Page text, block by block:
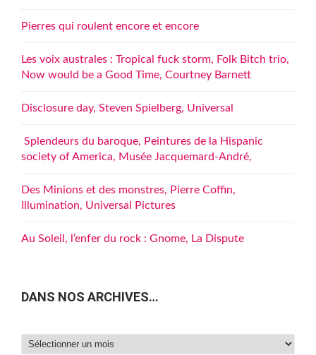
Pierres qui roulent encore et encore
Les voix australes : Tropical fuck storm, Folk Bitch trio,
Now would be a Good Time, Courtney Barnett
Disclosure day, Steven Spielberg, Universal
Splendeurs du baroque, Peintures de la Hispanic
society of America, Musée Jacquemard-André,
Des Minions et des monstres, Pierre Coffin,
Illumination, Universal Pictures
Au Soleil, l’enfer du rock : Gnome, La Dispute
DANS NOS ARCHIVES…
Dans